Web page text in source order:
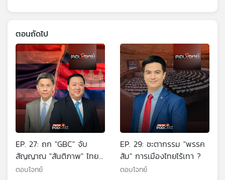
ตอนถัดไป
EP. 27: ถก "GBC" จับ
สัญญาณ "สันติภาพ" ไทย
- กัมพูชา ?
ตอบโจทย์
EP. 29: ชะตากรรม "พรรค
ส้ม" การเมืองไทยไร้เทา ?
ตอบโจทย์